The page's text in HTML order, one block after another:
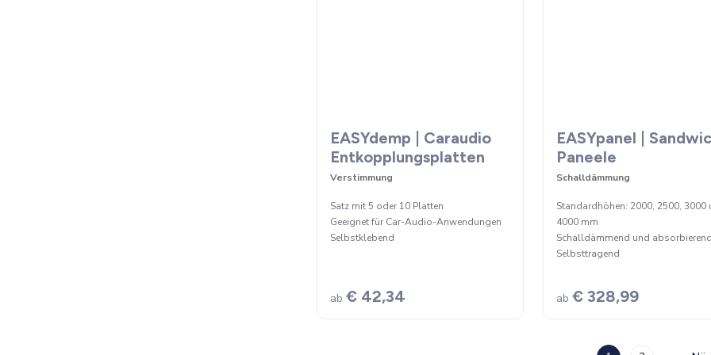
EASYdemp | Caraudio
Entkopplungsplatten
Verstimmung
Satz mit 5 oder 10 Platten
Geeignet für Car-Audio-Anwendungen
Selbstklebend
ab € 42,34
EASYpanel |
Paneele
Schalldämmung
Standardhöhen: 2000, 2500, 3000
4000 mm
Schalldämmend und absorbierend
Selbsttragend
ab € 328,99